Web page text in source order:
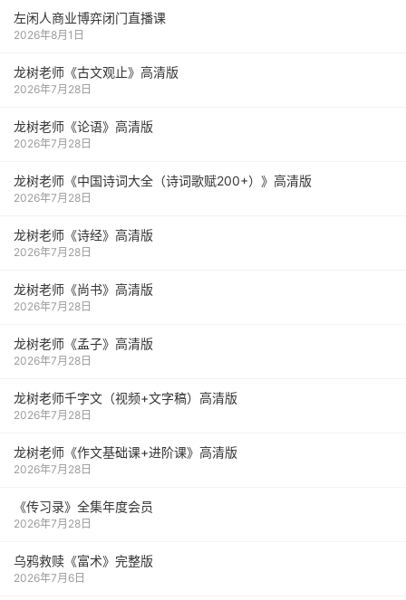
左闲人商业博弈闭门直播课
2026年8月1日
龙树老师《古文观止》高清版
2026年7月28日
龙树老师《论语》高清版
2026年7月28日
龙树老师《中国诗词大全（诗词歌赋200+）》高清版
2026年7月28日
龙树老师《诗经》高清版
2026年7月28日
龙树老师《尚书》高清版
2026年7月28日
龙树老师《孟子》高清版
2026年7月28日
龙树老师千字文（视频+文字稿）高清版
2026年7月28日
龙树老师《作文基础课+进阶课》高清版
2026年7月28日
《传习录》全集年度会员
2026年7月28日
乌鸦救赎《富术》完整版
2026年7月6日